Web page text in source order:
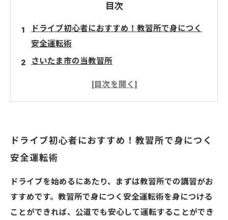
目次
ドライブ初心者におすすめ！教習所で身につく
安全運転術
さいたま市の当教習所
ドライブ初心者におすすめ！教習所で身につく
安全運転術
ドライブを始めるにあたり、まずは教習所での講習がお
すすめです。教習所で身につく安全運転術を身につける
ことができれば、公道でも安心して運転することができ